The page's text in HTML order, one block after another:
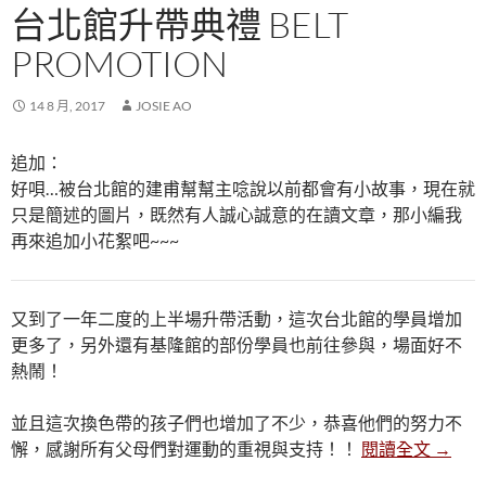
台北館升帶典禮 BELT
PROMOTION
14 8 月, 2017 JOSIE AO
追加：
好唄…被台北館的建甫幫幫主唸說以前都會有小故事，現在就
只是簡述的圖片，既然有人誠心誠意的在讀文章，那小編我
再來追加小花絮吧~~~
又到了一年二度的上半場升帶活動，這次台北館的學員增加
更多了，另外還有基隆館的部份學員也前往參與，場面好不
熱鬧！
並且這次換色帶的孩子們也增加了不少，恭喜他們的努力不
懈，感謝所有父母們對運動的重視與支持！！ 閱讀全文 台北
→